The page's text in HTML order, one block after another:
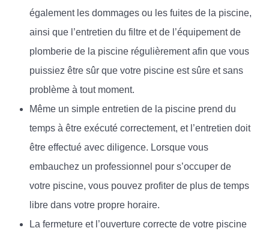
également les dommages ou les fuites de la piscine,
ainsi que l’entretien du filtre et de l’équipement de
plomberie de la piscine régulièrement afin que vous
puissiez être sûr que votre piscine est sûre et sans
problème à tout moment.
Même un simple entretien de la piscine prend du
temps à être exécuté correctement, et l’entretien doit
être effectué avec diligence. Lorsque vous
embauchez un professionnel pour s’occuper de
votre piscine, vous pouvez profiter de plus de temps
libre dans votre propre horaire.
La fermeture et l’ouverture correcte de votre piscine